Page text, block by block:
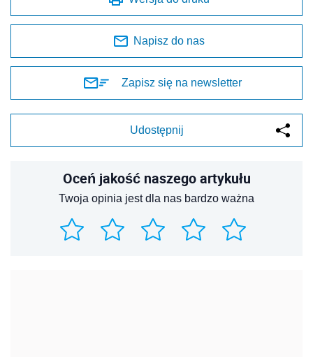
Napisz do nas
Zapisz się na newsletter
Udostępnij
Oceń jakość naszego artykułu
Twoja opinia jest dla nas bardzo ważna